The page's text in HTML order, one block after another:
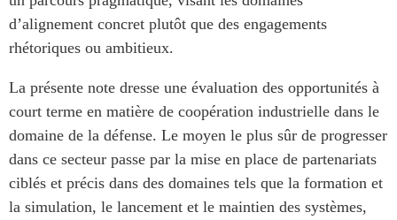
d’alignement concret plutôt que des engagements
rhétoriques ou ambitieux.
La présente note dresse une évaluation des opportunités à
court terme en matière de coopération industrielle dans le
domaine de la défense. Le moyen le plus sûr de progresser
dans ce secteur passe par la mise en place de partenariats
ciblés et précis dans des domaines tels que la formation et
la simulation, le lancement et le maintien des systèmes,